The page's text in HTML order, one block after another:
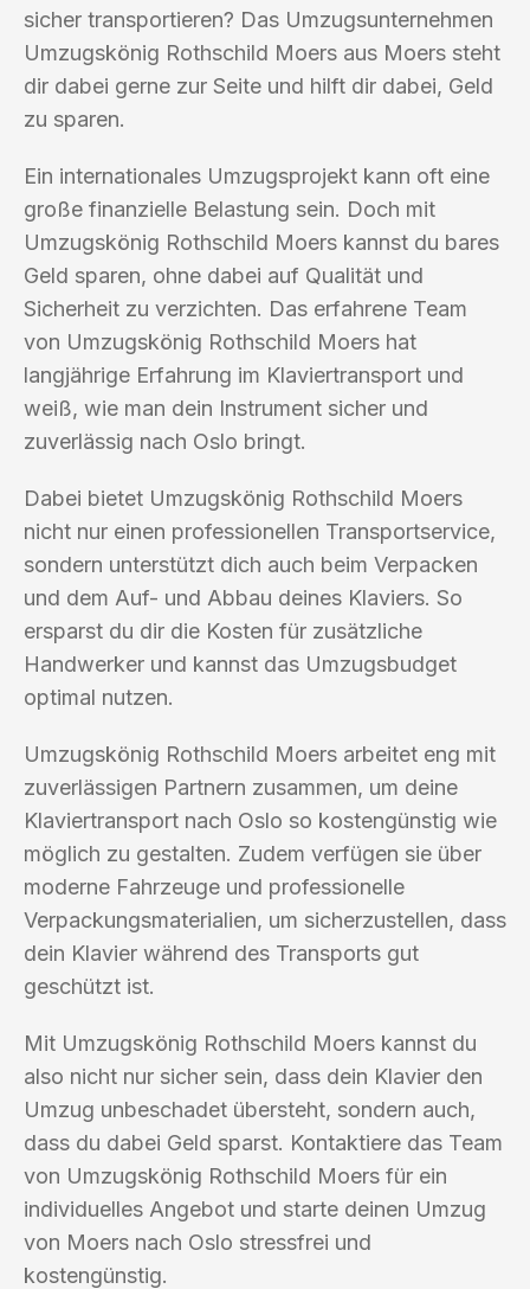
sicher transportieren? Das Umzugsunternehmen
Umzugskönig Rothschild Moers aus Moers steht
dir dabei gerne zur Seite und hilft dir dabei, Geld
zu sparen.
Ein internationales Umzugsprojekt kann oft eine
große finanzielle Belastung sein. Doch mit
Umzugskönig Rothschild Moers kannst du bares
Geld sparen, ohne dabei auf Qualität und
Sicherheit zu verzichten. Das erfahrene Team
von Umzugskönig Rothschild Moers hat
langjährige Erfahrung im Klaviertransport und
weiß, wie man dein Instrument sicher und
zuverlässig nach Oslo bringt.
Dabei bietet Umzugskönig Rothschild Moers
nicht nur einen professionellen Transportservice,
sondern unterstützt dich auch beim Verpacken
und dem Auf- und Abbau deines Klaviers. So
ersparst du dir die Kosten für zusätzliche
Handwerker und kannst das Umzugsbudget
optimal nutzen.
Umzugskönig Rothschild Moers arbeitet eng mit
zuverlässigen Partnern zusammen, um deine
Klaviertransport nach Oslo so kostengünstig wie
möglich zu gestalten. Zudem verfügen sie über
moderne Fahrzeuge und professionelle
Verpackungsmaterialien, um sicherzustellen, dass
dein Klavier während des Transports gut
geschützt ist.
Mit Umzugskönig Rothschild Moers kannst du
also nicht nur sicher sein, dass dein Klavier den
Umzug unbeschadet übersteht, sondern auch,
dass du dabei Geld sparst. Kontaktiere das Team
von Umzugskönig Rothschild Moers für ein
individuelles Angebot und starte deinen Umzug
von Moers nach Oslo stressfrei und
kostengünstig.